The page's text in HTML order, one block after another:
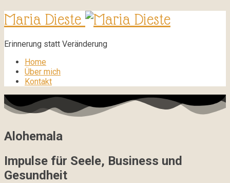
Maria Dieste
Erinnerung statt Veränderung
Home
Über mich
Kontakt
Alohemala
Impulse für Seele, Business und
Gesundheit